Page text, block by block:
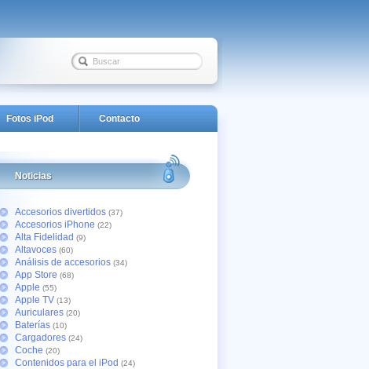
Fotos iPod Contacto
Noticias
Accesorios divertidos (37)
Accesorios iPhone (22)
Alta Fidelidad (9)
Altavoces (60)
Análisis de accesorios (34)
App Store (68)
Apple (55)
Apple TV (13)
Auriculares (20)
Baterías (10)
Cargadores (24)
Coche (20)
Contenidos para el iPod (24)